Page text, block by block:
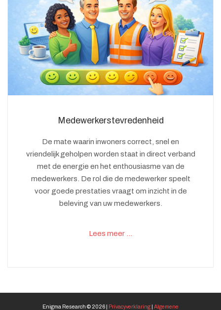
Medewerkerstevredenheid
De mate waarin inwoners correct, snel en
vriendelijk geholpen worden staat in direct verband
met de energie en het enthousiasme van de
medewerkers. De rol die de medewerker speelt
voor goede prestaties vraagt om inzicht in de
beleving van uw medewerkers.
Lees meer …
Enigma Research © 2026 | Privacyverklaring | Algemene